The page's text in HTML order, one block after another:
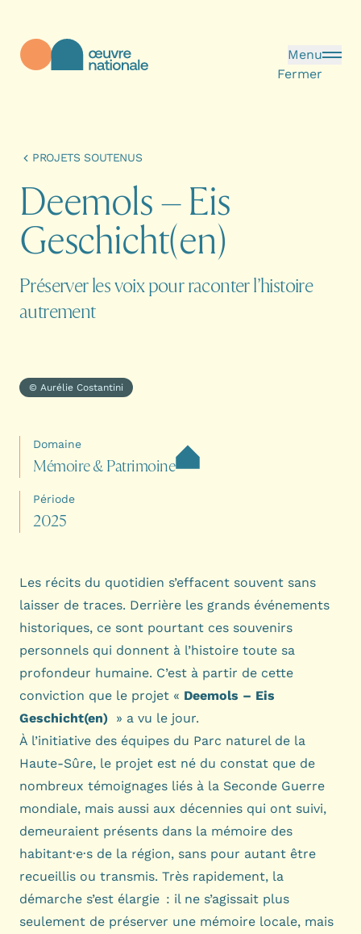
Menu
Fermer
PROJETS SOUTENUS
Deemols–Eis
Geschicht(en)
Préserver les voix pour raconter l’histoire
autrement
© Aurélie Costantini
Domaine
Mémoire& Patrimoine
Période
2025
Les récits du quotidien s’effacent souvent sans
laisser de traces. Derrière les grands événements
historiques, ce sont pourtant ces souvenirs
personnels qui donnent à l’histoire toute sa
profondeur humaine. C’est à partir de cette
conviction que le projet « Deemols – Eis
Geschicht(en) » a vu le jour.
À l’initiative des équipes du Parc naturel de la
Haute-Sûre, le projet est né du constat que de
nombreux témoignages liés à la Seconde Guerre
mondiale, mais aussi aux décennies qui ont suivi,
demeuraient présents dans la mémoire des
habitant·e·s de la région, sans pour autant être
recueillis ou transmis. Très rapidement, la
démarche s’est élargie : il ne s’agissait plus
seulement de préserver une mémoire locale, mais